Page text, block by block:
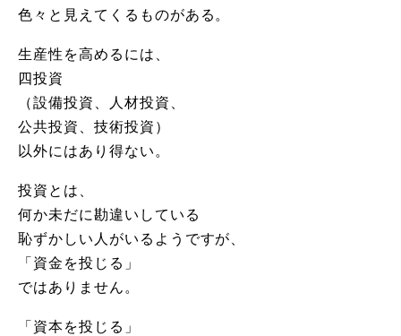
色々と見えてくるものがある。
生産性を高めるには、
四投資
（設備投資、人材投資、
公共投資、技術投資）
以外にはあり得ない。
投資とは、
何か未だに勘違いしている
恥ずかしい人がいるようですが、
「資金を投じる」
ではありません。
「資本を投じる」